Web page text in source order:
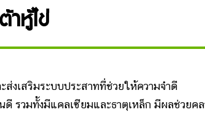
าหู้ไข่
งเสริมระบบประสาทที่ช่วยให้ความจำดี
ดี รวมทั้งมีแคลเซียมและธาตุเหล็ก มีผลช่วยค